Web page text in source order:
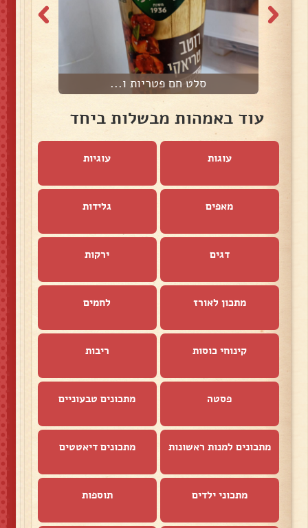
סלט חם פטריות ו...
עוד באמהות מבשלות ביחד
עוגות עוגיות
מאפים גלידות
דגים ירקות
מתכון לאורז לחמים
קינוחי כוסות ריבות
פסטה מתכונים טבעוניים
מתכונים למנות ראשונות מתכונים דיאטטים
מתכוני ילדים תוספות